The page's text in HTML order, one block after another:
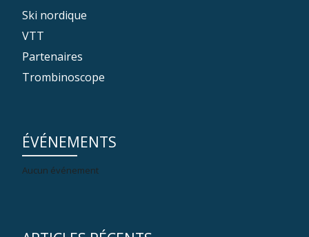
Ski nordique
VTT
Partenaires
Trombinoscope
ÉVÉNEMENTS
Aucun événement